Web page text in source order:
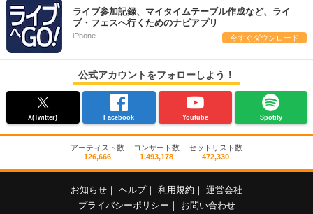
ライブ参加記録、マイタイムテーブル作成など、ライ
ブ・フェスへ行くためのナビアプリ
iPhone 今すぐダウンロード
公式アカウントをフォローしよう！
X(Twitter) Facebook Youtube Spotify
アーティスト数
126,666
コンサート数
1,493,178
セットリスト数
472,330
お知らせ ヘルプ 利用規約
運営会社
プライバシーポリシー
お問い合わせ